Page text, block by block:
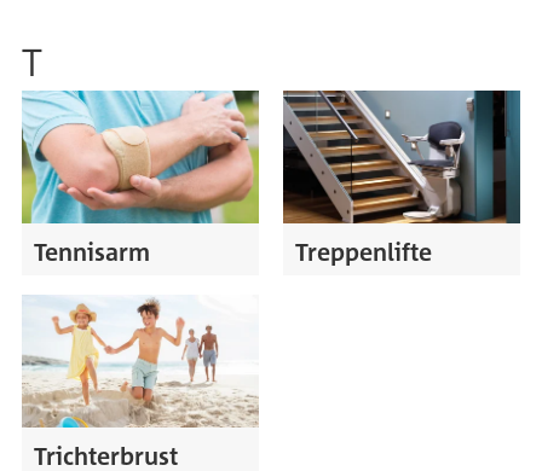
T
Tennisarm Treppenlifte
Trichterbrust